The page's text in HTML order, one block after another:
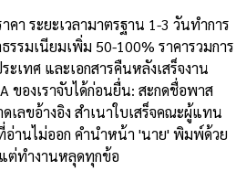
คา ระยะเวลามาตรฐาน 1-3 วันทำการ
รรมเนียมเพิ่ม 50-100% ราคารวมการ
ะเทศ และเอกสารคืนหลังเสร็จงาน
ของเราจับได้ก่อนยื่น: สะกดชื่อพาส
เลขอ้างอิง สำเนาใบเสร็จคณะผู้แทน
อ่านไม่ออก คำนำหน้า 'นาย' พิมพ์ด้วย
ต่ทำงานหลุดทุกข้อ